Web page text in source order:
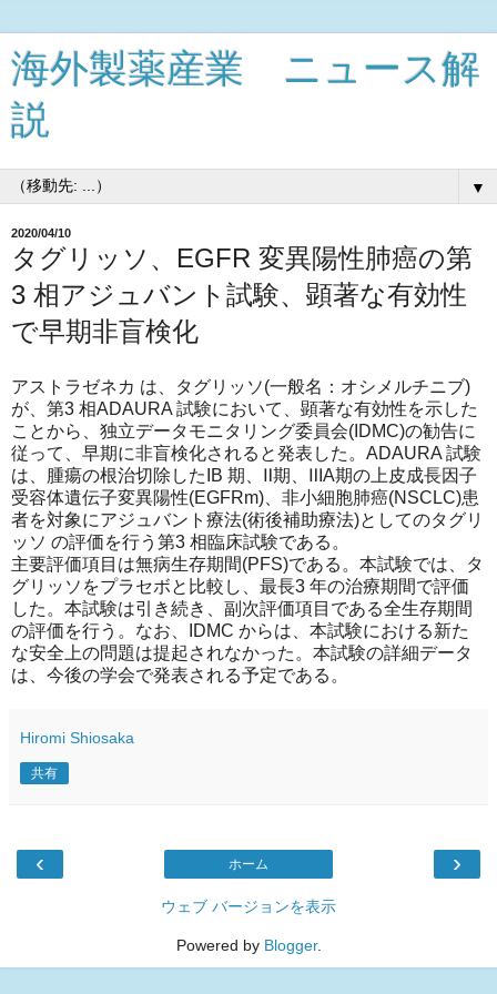
海外製薬産業 ニュース解
説
▼
2020/04/10
タグリッソ、EGFR 変異陽性肺癌の第
3 相アジュバント試験、顕著な有効性
で早期非盲検化
アストラゼネカ は、タグリッソ(一般名：オシメルチニブ)
が、第3 相ADAURA 試験において、顕著な有効性を示した
ことから、独立データモニタリング委員会(IDMC)の勧告に
従って、早期に非盲検化されると発表した。ADAURA 試験
は、腫瘍の根治切除したIB 期、Ⅱ期、ⅢA期の上皮成長因子
受容体遺伝子変異陽性(EGFRm)、非小細胞肺癌(NSCLC)患
者を対象にアジュバント療法(術後補助療法)としてのタグリ
ッソ の評価を行う第3 相臨床試験である。
主要評価項目は無病生存期間(PFS)である。本試験では、タ
グリッソをプラセボと比較し、最長3 年の治療期間で評価
した。本試験は引き続き、副次評価項目である全生存期間
の評価を行う。なお、IDMC からは、本試験における新た
な安全上の問題は提起されなかった。本試験の詳細データ
は、今後の学会で発表される予定である。
Hiromi Shiosaka
共有
‹ ›
ホーム
ウェブ バージョンを表示
Powered by Blogger.